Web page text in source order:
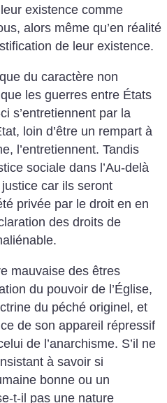
existence comme
alors même qu’en réalité
de leur existence.
du caractère non
les guerres entre États
s’entretiennent par la
loin d’être un rempart à
l’entretiennent. Tandis
sociale dans l’Au-delà
car ils seront
privée par le droit en en
des droits de
mauvaise des êtres
du pouvoir de l’Église,
du péché originel, et
de son appareil répressif
de l’anarchisme. S’il ne
à savoir si
bonne ou un
t-il pas une nature